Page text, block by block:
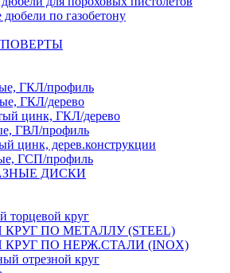
дюбели по газобетону
ГКЛ/профиль
ГКЛ/дерево
цинк, ГКЛ/дерево
ГВЛ/профиль
цинк, дерев.конструкции
ГСП/профиль
ДИСКИ
торцевой круг
КРУГ ПО МЕТАЛЛУ (STEEL)
КРУГ ПО НЕРЖ.СТАЛИ (INOX)
отрезной круг